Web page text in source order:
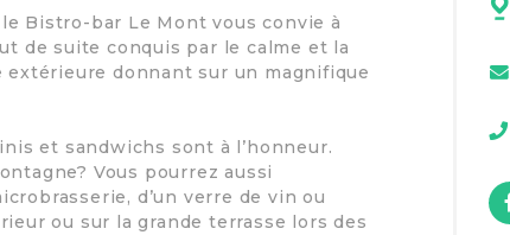
Bistro-bar Le Mont vous convie à
de suite conquis par le calme et la
donnant sur un magnifique
et sandwichs sont à l’honneur.
Vous pourrez aussi
d’un verre de vin ou
ou sur la grande terrasse lors des